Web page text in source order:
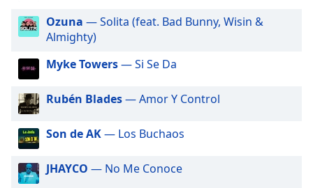
This
modal
Beginning
dialog
window.
Escape
Ozuna — Solita (feat. Bad Bunny, Wisin &
Almighty)
Myke Towers— Si Se Da
Rubén Blades— Amor Y Control
Son de AK— Los Buchaos
JHAYCO — No Me Conoce